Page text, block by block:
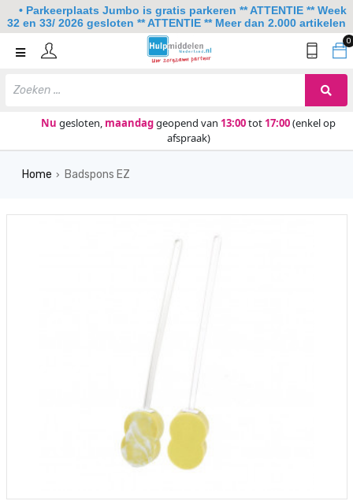
0
Nu gesloten, maandaggeopend van 13:00tot 17:00(enkel op
afspraak)
Home
Keuken
Home › Badspons EZ
• Parkeerplaats Jumbo is gratis parkeren ** ATTENTIE ** Week
32 en 33/ 2026 gesloten ** ATTENTIE ** Meer dan 2.000 artikelen